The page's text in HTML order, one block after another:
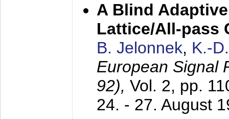
A Blind
Lattice/All-pass
B. Jelonnek, K.-
European Signal
92), Vol. 2, pp.
24. - 27. August